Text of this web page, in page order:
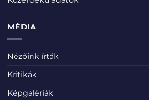
MÉDIA
Nézőink írták
Kritikák
Képgalériák